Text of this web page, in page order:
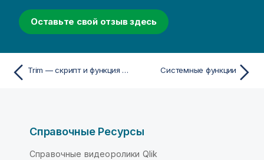
Оставьте свой отзыв здесь
Trim — скрипт и функция диаграммы Системные функции
Справочные Ресурсы
Справочные видеоролики Qlik